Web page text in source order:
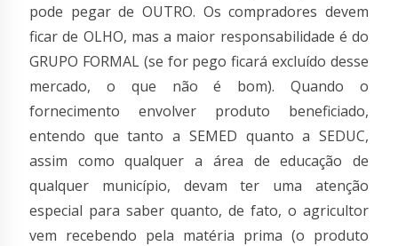
pode pegar de OUTRO. Os compradores devem
ficar de OLHO, mas a maior responsabilidade é do
GRUPO FORMAL (se for pego ficará excluído desse
mercado, o que não é bom). Quando o
fornecimento envolver produto beneficiado,
entendo que tanto a SEMED quanto a SEDUC,
assim como qualquer a área de educação de
qualquer município, devam ter uma atenção
especial para saber quanto, de fato, o agricultor
vem recebendo pela matéria prima (o produto